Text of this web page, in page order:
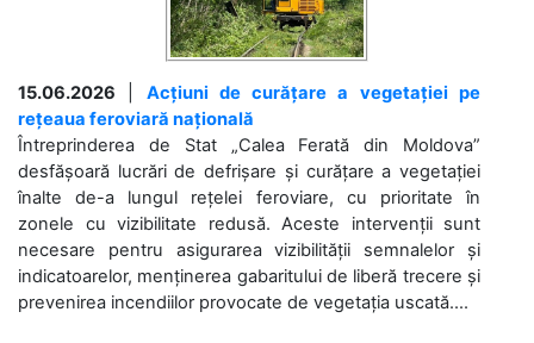
15.06.2026
Acțiuni de curățare a vegetației pe
rețeaua feroviară națională
Întreprinderea de Stat „Calea Ferată din Moldova”
desfășoară lucrări de defrișare și curățare a vegetației
înalte de-a lungul rețelei feroviare, cu prioritate în
zonele cu vizibilitate redusă. Aceste intervenții sunt
necesare pentru asigurarea vizibilității semnalelor și
indicatoarelor, menținerea gabaritului de liberă trecere și
prevenirea incendiilor provocate de vegetația uscată....